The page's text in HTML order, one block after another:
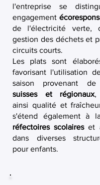
l'entreprise se
engagement
de l'électricité verte,
gestion des déchets et
circuits courts.
Les plats sont
favorisant l'utilisation
saison provenant de
suisses et régionaux,
ainsi qualité et
s'étend également à
réfectoires scolaireset
dans diverses
pour enfants.